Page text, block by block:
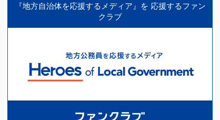
『地方自治体を応援するメディア』を 応援するファン
クラブ